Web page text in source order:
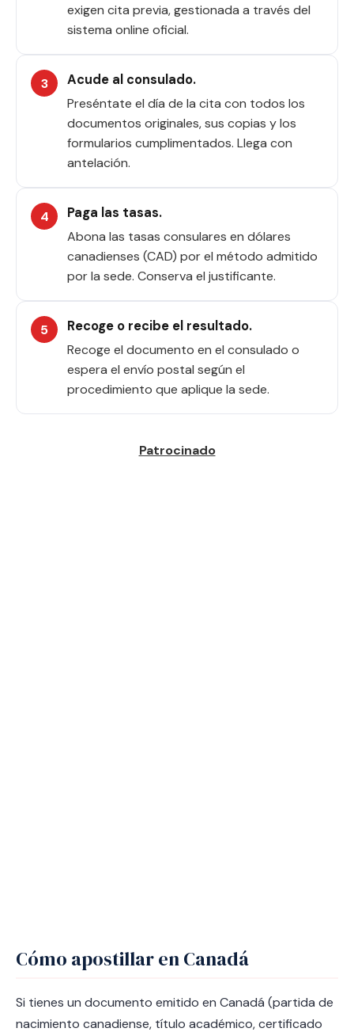
exigen cita previa, gestionada a través del
sistema online oficial.
Acude al consulado.
Preséntate el día de la cita con todos los
documentos originales, sus copias y los
formularios cumplimentados. Llega con
antelación.
Paga las tasas.
Abona las tasas consulares en dólares
canadienses (CAD) por el método admitido
por la sede. Conserva el justificante.
Recoge o recibe el resultado.
Recoge el documento en el consulado o
espera el envío postal según el
procedimiento que aplique la sede.
Cómo apostillar en Canadá
Si tienes un documento emitido en Canadá (partida de
nacimiento canadiense, título académico, certificado